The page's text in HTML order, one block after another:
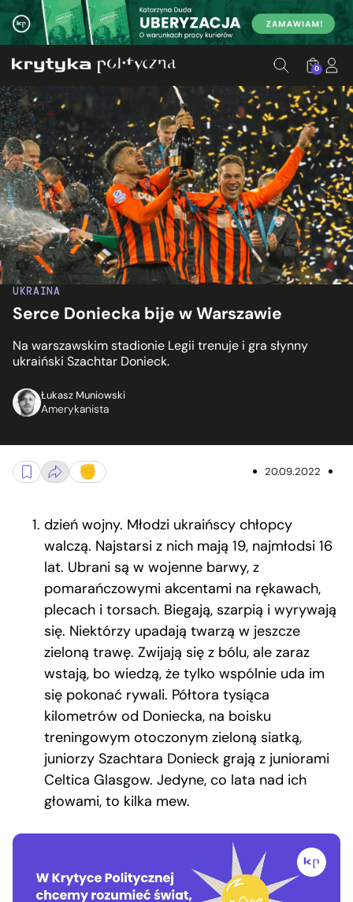
0
UKRAINA
Serce Doniecka bije w Warszawie
Na warszawskim stadionie Legii trenuje i gra słynny
ukraiński Szachtar Donieck.
Łukasz Muniowski
Amerykanista
Piłkarze Szachtara Donieck świętujący zdobycie pucharu
20.09.2022
dzień wojny. Młodzi ukraińscy chłopcy
walczą. Najstarsi z nich mają 19, najmłodsi 16
lat. Ubrani są w wojenne barwy, z
pomarańczowymi akcentami na rękawach,
plecach i torsach. Biegają, szarpią i wyrywają
się. Niektórzy upadają twarzą w jeszcze
zieloną trawę. Zwijają się z bólu, ale zaraz
wstają, bo wiedzą, że tylko wspólnie uda im
się pokonać rywali. Półtora tysiąca
kilometrów od Doniecka, na boisku
treningowym otoczonym zieloną siatką,
juniorzy Szachtara Donieck grają z juniorami
Celtica Glasgow. Jedyne, co lata nad ich
głowami, to kilka mew.